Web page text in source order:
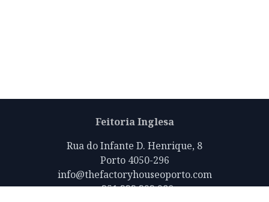
Feitoria Inglesa
Rua do Infante D. Henrique, 8
Porto 4050-296
info@thefactoryhouseoporto.com
+351 223 392 980